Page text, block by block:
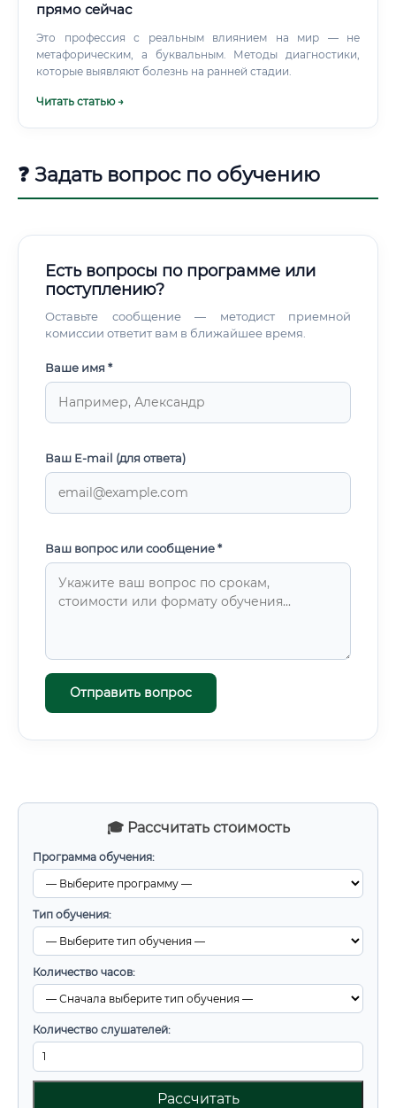
🎓 Рассчитать стоимость
Программа обучения:
Тип обучения:
Количество часов:
Количество слушателей:
Рассчитать
прямо сейчас
Это профессия с реальным влиянием на мир — не
метафорическим, а буквальным. Методы диагностики,
которые выявляют болезнь на ранней стадии.
Читать статью →
❓ Задать вопрос по обучению
Есть вопросы по программе или
поступлению?
Оставьте сообщение — методист приемной
комиссии ответит вам в ближайшее время.
Ваше имя *
Ваш E-mail (для ответа)
Ваш вопрос или сообщение *
Отправить вопрос